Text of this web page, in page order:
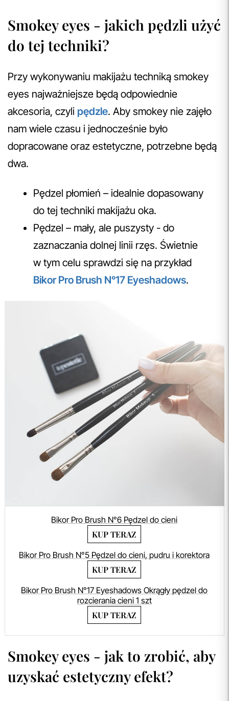
Smokey eyes - jakich pędzli użyć
do tej techniki?
Przy wykonywaniu makijażu techniką smokey
eyes najważniejsze będą odpowiednie
akcesoria, czyli pędzle. Aby smokey nie zajęło
nam wiele czasu i jednocześnie było
dopracowane oraz estetyczne, potrzebne będą
dwa.
Pędzel płomień – idealnie dopasowany
do tej techniki makijażu oka.
Pędzel – mały, ale puszysty - do
zaznaczania dolnej linii rzęs. Świetnie
w tym celu sprawdzi się na przykład
Bikor Pro Brush N°17 Eyeshadows.
Bikor Pro Brush N°6 Pędzel do cieni
KUP TERAZ
Bikor Pro Brush N°5 Pędzel do cieni, pudru i korektora
KUP TERAZ
Bikor Pro Brush N°17 Eyeshadows Okrągły pędzel do
rozcierania cieni 1 szt
KUP TERAZ
Smokey eyes - jak to zrobić, aby
uzyskać estetyczny efekt?